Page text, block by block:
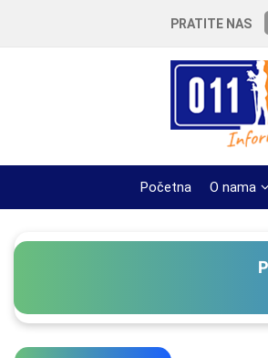
PRATITE NAS
Početna O nama